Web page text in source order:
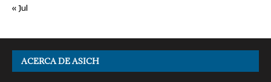
« Jul
ACERCA DE ASICH